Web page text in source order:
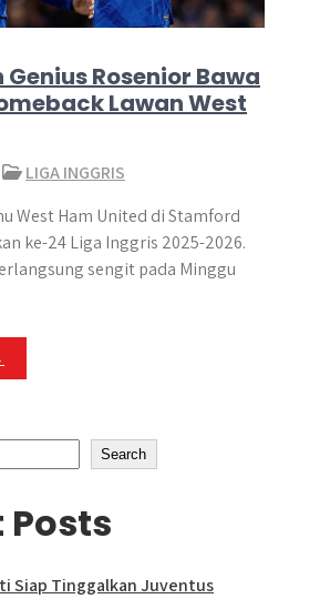
Rosenior Bawa
Lawan West
LIGA INGGRIS
West Ham United di Stamford
ke-24 Liga Inggris 2025-2026.
sengit pada Minggu
Search
Posts
Siap Tinggalkan Juventus